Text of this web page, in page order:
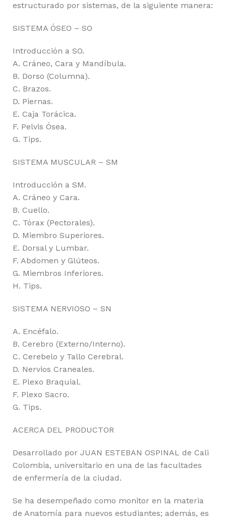
estructurado por sistemas, de la siguiente manera:
SISTEMA ÓSEO – SO
Introducción a SO.
A. Cráneo, Cara y Mandíbula.
B. Dorso (Columna).
C. Brazos.
D. Piernas.
E. Caja Torácica.
F. Pelvis Ósea.
G. Tips.
SISTEMA MUSCULAR – SM
Introducción a SM.
A. Cráneo y Cara.
B. Cuello.
C. Tórax (Pectorales).
D. Miembro Superiores.
E. Dorsal y Lumbar.
F. Abdomen y Glúteos.
G. Miembros Inferiores.
H. Tips.
SISTEMA NERVIOSO – SN
A. Encéfalo.
B. Cerebro (Externo/Interno).
C. Cerebelo y Tallo Cerebral.
D. Nervios Craneales.
E. Plexo Braquial.
F. Plexo Sacro.
G. Tips.
ACERCA DEL PRODUCTOR
Desarrollado por JUAN ESTEBAN OSPINAL de Cali
Colombia, universitario en una de las facultades
de enfermería de la ciudad.
Se ha desempeñado como monitor en la materia
de Anatomía para nuevos estudiantes; además, es